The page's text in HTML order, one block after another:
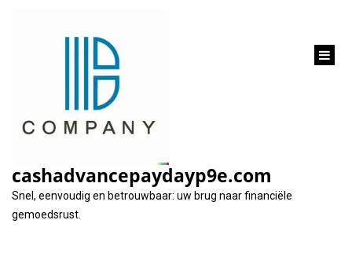
cashadvancepaydayp9e.com
Snel, eenvoudig en betrouwbaar: uw brug naar financiële
gemoedsrust.
Maand: